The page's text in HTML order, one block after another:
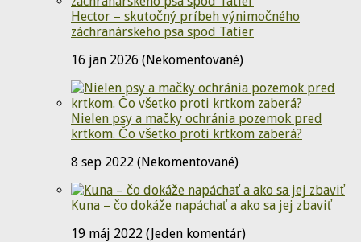
Hector – skutočný príbeh výnimočného
záchranárskeho psa spod Tatier
16 jan 2026 (Nekomentované)
Nielen psy a mačky ochránia pozemok pred
krtkom. Čo všetko proti krtkom zaberá?
8 sep 2022 (Nekomentované)
Kuna – čo dokáže napáchať a ako sa jej zbaviť
19 máj 2022 (Jeden komentár)